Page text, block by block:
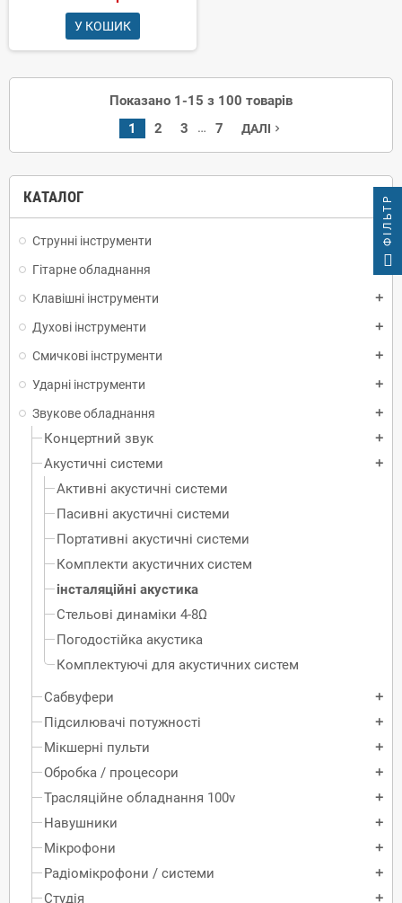
КАТАЛОГ
Струнні інструменти add
Гітарне обладнання add
Клавішні інструменти add
Духові інструменти add
Смичкові інструменти add
Ударні інструменти add
Звукове обладнання add
Концертний звук add
Акустичні системи add
Активні акустичні системи
Пасивні акустичні системи
Портативні акустичні системи
Комплекти акустичних систем
інсталяційні акустика
Стельові динаміки 4-8Ω
Погодостійка акустика
Комплектуючі для акустичних систем
Сабвуфери
add
Підсилювачі потужності add
Мікшерні пульти add
Обробка / процесори add
Трасляційне обладнання 100v add
Навушники add
Мікрофони add
Радіомікрофони / системи add
Студія add
У КОШИК
Показано 1-15 з 100 товарів
1
2 3 … 7 ДАЛІ navigate_next
ФІЛЬТР